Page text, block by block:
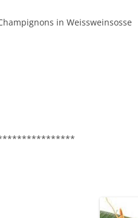
in Weissweinsosse